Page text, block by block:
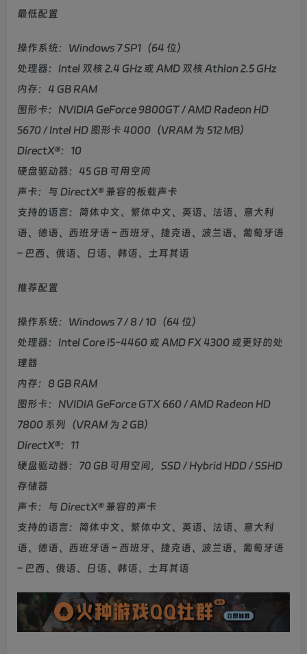
最低配置
操作系统：Windows 7 SP1（64 位）
处理器：Intel 双核 2.4 GHz 或 AMD 双核 Athlon 2.5 GHz
内存：4 GB RAM
图形卡：NVIDIA GeForce 9800GT / AMD Radeon HD
5670 / Intel HD 图形卡 4000（VRAM 为 512 MB）
DirectX®：10
硬盘驱动器：45 GB 可用空间
声卡：与 DirectX® 兼容的板载声卡
支持的语言：简体中文、繁体中文、英语、法语、意大利
语、德语、西班牙语 – 西班牙、捷克语、波兰语、葡萄牙语
– 巴西、俄语、日语、韩语、土耳其语
推荐配置
操作系统：Windows 7 / 8 / 10（64 位）
处理器：Intel Core i5-4460 或 AMD FX 4300 或更好的处
理器
内存：8 GB RAM
图形卡：NVIDIA GeForce GTX 660 / AMD Radeon HD
7800 系列（VRAM 为 2 GB）
DirectX®：11
硬盘驱动器：70 GB 可用空间，SSD / Hybrid HDD / SSHD
存储器
声卡：与 DirectX® 兼容的声卡
支持的语言：简体中文、繁体中文、英语、法语、意大利
语、德语、西班牙语 – 西班牙、捷克语、波兰语、葡萄牙语
– 巴西、俄语、日语、韩语、土耳其语